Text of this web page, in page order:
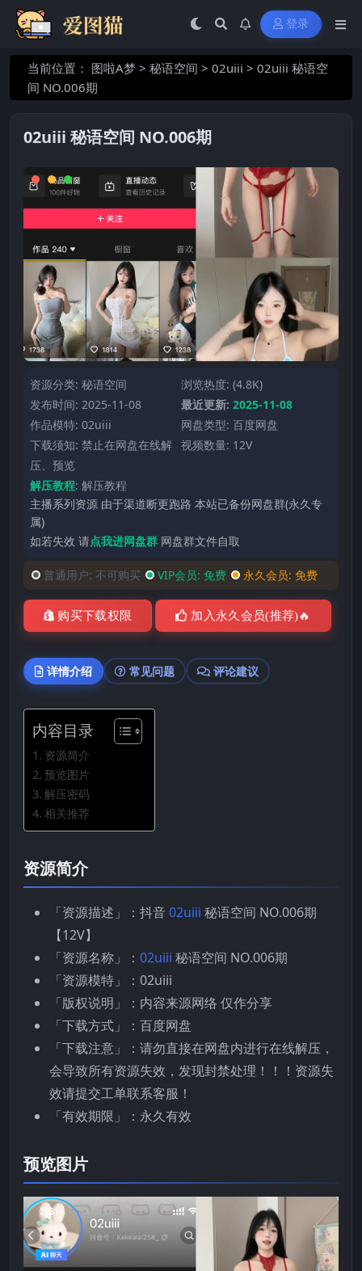
登录
当前位置： 图啦A梦 > 秘语空间 > 02uiii > 02uiii 秘语空
间 NO.006期
02uiii 秘语空间 NO.006期
资源分类: 秘语空间
浏览热度: (4.8K)
发布时间: 2025-11-08
最近更新: 2025-11-08
作品模特: 02uiii
网盘类型: 百度网盘
下载须知: 禁止在网盘在线解
压、预览
视频数量: 12V
解压教程: 解压教程
主播系列资源 由于渠道断更跑路 本站已备份网盘群(永久专
属)
如若失效 请点我进网盘群 网盘群文件自取
普通用户: 不可购买 VIP会员: 免费 永久会员: 免费
购买下载权限 加入永久会员(推荐)🔥
详情介绍 常见问题 评论建议
内容目录
资源简介
预览图片
解压密码
相关推荐
资源简介
「资源描述」：抖音02uiii 秘语空间 NO.006期
【12V】
「资源名称」： 02uiii 秘语空间 NO.006期
「资源模特」：02uiii
「版权说明」：内容来源网络 仅作分享
「下载方式」：百度网盘
「下载注意」：请勿直接在网盘内进行在线解压，
会导致所有资源失效，发现封禁处理！！！资源失
效请提交工单联系客服！
「有效期限」：永久有效
预览图片